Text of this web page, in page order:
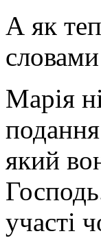
А як
Марія
який
участі